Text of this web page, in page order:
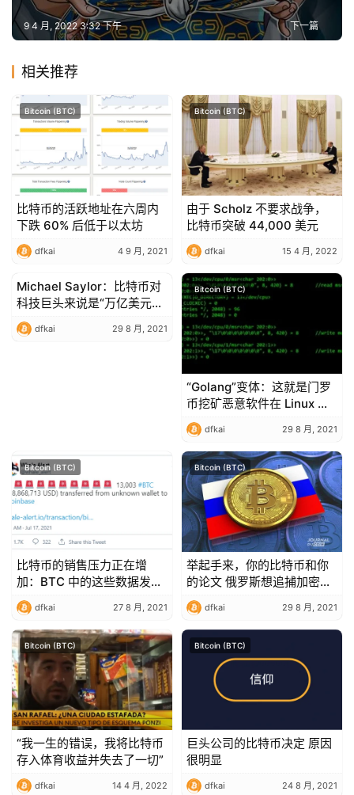
下一篇
9 4 月, 2022 3:32 下午
相关推荐
Bitcoin (BTC)
比特币的活跃地址在六周内
下跌 60% 后低于以太坊
dfkai 4 9 月, 2021
Bitcoin (BTC)
由于 Scholz 不要求战争，
比特币突破 44,000 美元
dfkai 15 4 月, 2022
Bitcoin (BTC)
Michael Saylor：比特币对
科技巨头来说是“万亿美元的
机会”
dfkai 29 8 月, 2021
Bitcoin (BTC)
“Golang”变体：这就是门罗
币挖矿恶意软件在 Linux 网
络服务器上的工作方式
dfkai 29 8 月, 2021
Bitcoin (BTC)
比特币的销售压力正在增
加：BTC 中的这些数据发出
警报
dfkai 27 8 月, 2021
Bitcoin (BTC)
举起手来，你的比特币和你
的论文 俄罗斯想追捕加密货
币持有者
dfkai 29 8 月, 2021
Bitcoin (BTC)
“我一生的错误，我将比特币
存入体育收益并失去了一切”
dfkai 14 4 月, 2022
Bitcoin (BTC)
巨头公司的比特币决定 原因
很明显
dfkai 24 8 月, 2021